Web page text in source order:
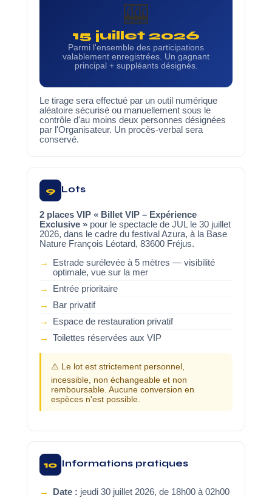
🎰
15 juillet 2026
Parmi l'ensemble des participations
valablement enregistrées. Un gagnant
principal + suppléants désignés.
Le tirage sera effectué par un outil numérique
aléatoire sécurisé ou manuellement sous le
contrôle d'au moins deux personnes désignées
par l'Organisateur. Un procès-verbal sera
conservé.
9 Lots
2 places VIP « Billet VIP – Expérience
Exclusive » pour le spectacle de JUL le 30 juillet
2026, dans le cadre du festival Azura, à la Base
Nature François Léotard, 83600 Fréjus.
Estrade surélevée à 5 mètres — visibilité
optimale, vue sur la mer
Entrée prioritaire
Bar privatif
Espace de restauration privatif
Toilettes réservées aux VIP
⚠️ Le lot est strictement personnel,
incessible, non échangeable et non
remboursable. Aucune conversion en
espèces n'est possible.
10 Informations pratiques
Date : jeudi 30 juillet 2026, de 18h00 à 02h00